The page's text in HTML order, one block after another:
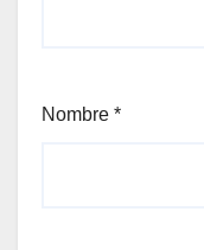
Nombre *